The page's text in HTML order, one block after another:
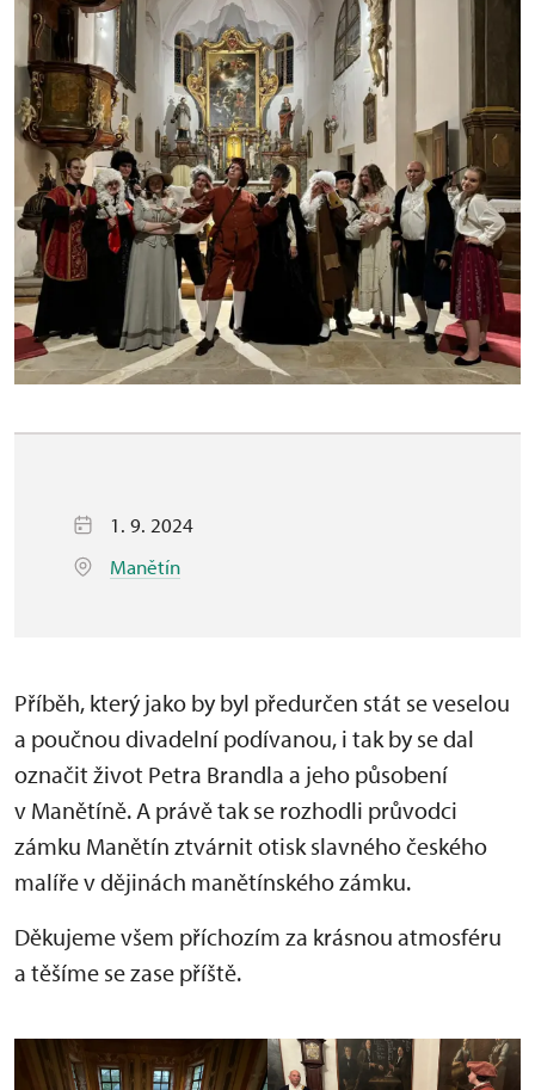
1. 9. 2024
Manětín
Příběh, který jako by byl předurčen stát se veselou
a poučnou divadelní podívanou, i tak by se dal
označit život Petra Brandla a jeho působení
v Manětíně. A právě tak se rozhodli průvodci
zámku Manětín ztvárnit otisk slavného českého
malíře v dějinách manětínského zámku.
Děkujeme všem příchozím za krásnou atmosféru
a těšíme se zase příště.